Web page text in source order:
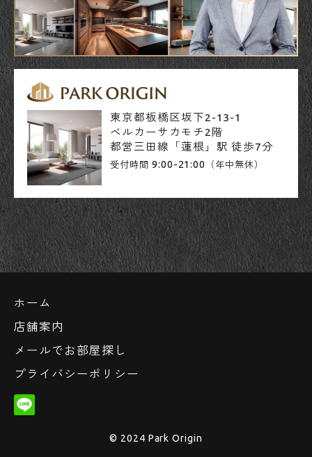
東京都板橋区坂下2-13-1
ベルカーサカモチ2階
都営三田線「蓮根」駅 徒歩7分
受付時間 9:00-21:00 （年中無休）
ホーム
店舗案内
メールでお部屋探し
プライバシーポリシー
© 2024 Park Origin